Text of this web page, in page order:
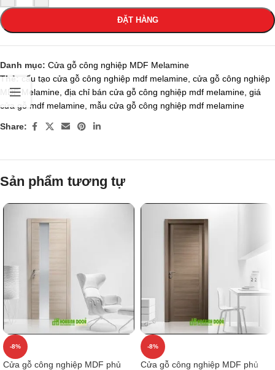
ĐẶT HÀNG
Danh mục: Cửa gỗ công nghiệp MDF Melamine
Thẻ:
cấu tạo cửa gỗ công nghiệp mdf melamine cửa gỗ công nghiệp
MDF Melamine địa chỉ bán cửa gỗ công nghiệp mdf melamine giá
cửa gỗ mdf melamine mẫu cửa gỗ công nghiệp mdf melamine
Share:
Sản phẩm tương tự
-8%
Cửa gỗ công nghiệp MDF phủ
-8%
Cửa gỗ công nghiệp MDF phủ